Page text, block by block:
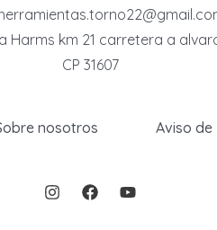
Harms km 21 carretera a
CP 31607
nosotros Aviso de